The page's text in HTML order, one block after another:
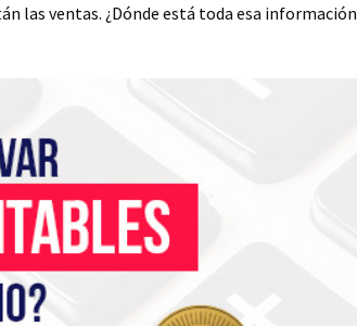
las ventas. ¿Dónde está toda esa información